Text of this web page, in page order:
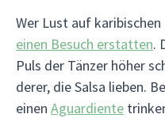
Wer Lust auf
einen Besuch erstatten.
Puls der Tänzer höher
derer, die Salsa lieben.
einen Aguardiente